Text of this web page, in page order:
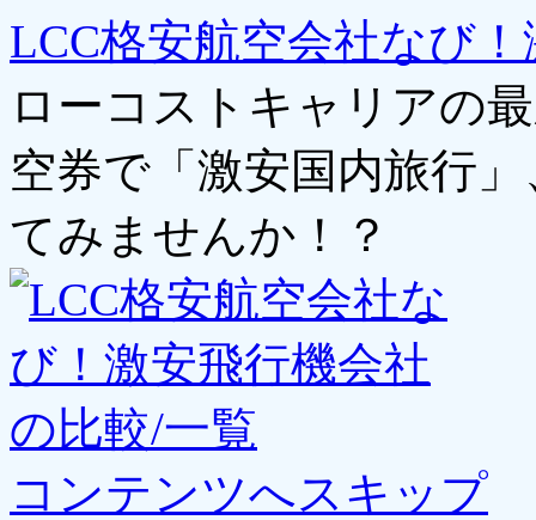
LCC格安航空会社なび
ローコストキャリアの
空券で「激安国内旅行
てみませんか！？
コンテンツへスキップ